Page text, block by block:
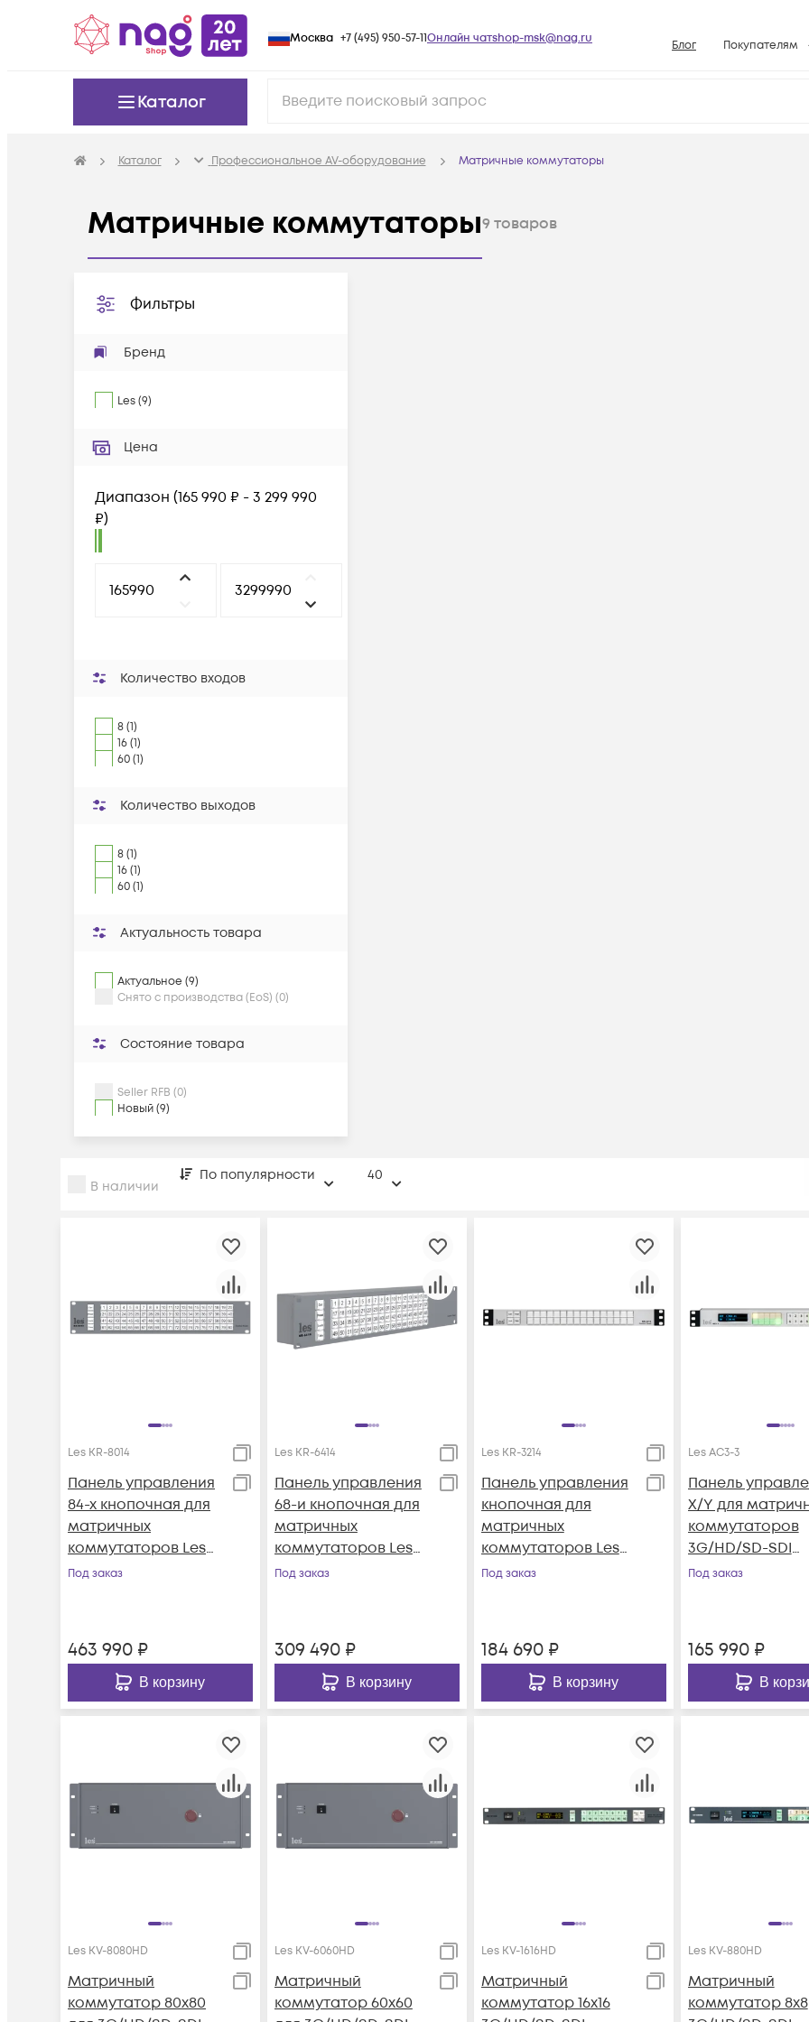
Москва +7 (495) 950-57-11Онлайн чатshop-msk@nag.ru Блог Покупателям
Каталог
Каталог Профессиональное AV-оборудование Матричные коммутаторы
Матричные коммутаторы9 товаров
Фильтры
Бренд
Les(9)
Цена
Диапазон (165 990 ₽ - 3 299 990
₽)
Количество входов
8 (1)
16 (1)
60 (1)
Количество выходов
8 (1)
16 (1)
60 (1)
Актуальность товара
Актуальное (9)
Снято с производства (EoS) (0)
Состояние товара
Seller RFB (0)
Новый (9)
В наличии
По популярности 40
Les KR-8014
Панель управления
84-х кнопочная для
матричных
коммутаторов Les
KR-8014
Под заказ
463 990 ₽
В корзину
Les KR-6414
Панель управления
68-и кнопочная для
матричных
коммутаторов Les
KR-6414
Под заказ
309 490₽
В корзину
Les KR-3214
Панель управления
кнопочная для
матричных
коммутаторов Les
KR-3214
Под заказ
184 690₽
В корзину
Les AC3-3
Панель
X/Y для
коммутаторов
3G/HD/SD-SDI
сигналов Les
Под заказ
165 990₽
В
Les KV-8080HD
Матричный
коммутатор 80х80
Les KV-6060HD
Матричный
коммутатор 60х60
Les KV-1616HD
Матричный
коммутатор 16х16
Les KV-880HD
Матричный
коммутатор 8х8